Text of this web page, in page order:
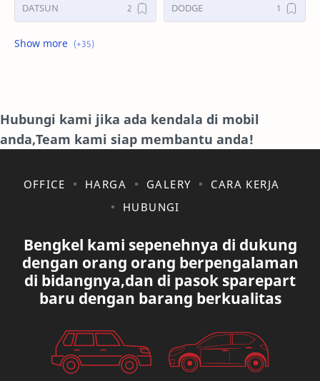
DATSUN DODGE
FORD
INTERNET ISUZU
JAGUAR. KAKI-KAKI
KIA KONSULTASI
MAZDA MERCEDES BANZ
MITSUBISHI MUSIK
PAUGEOT PETA
Hubungi kami jika ada kendala di mobil
anda,Team kami siap membantu anda!
OFFICE HARGA GALERY
CARA KERJA
HUBUNGI
Bengkel kami sepenehnya di dukung
dengan orang orang berpengalaman
di bidangnya,dan di pasok sparepart
baru dengan barang berkualitas